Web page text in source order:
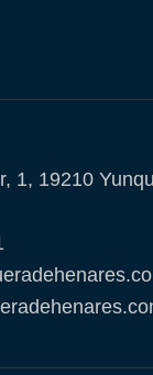
1, 19210